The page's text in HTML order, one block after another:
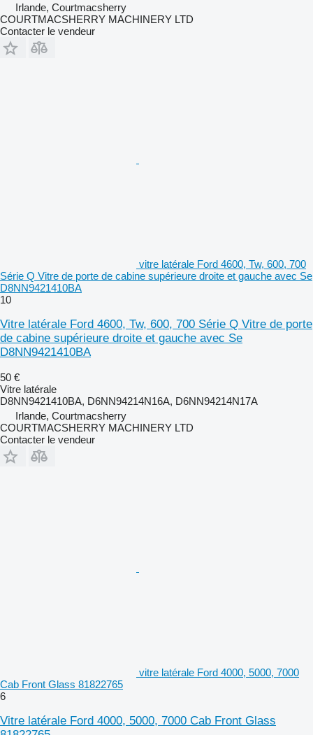
Irlande, Courtmacsherry
COURTMACSHERRY MACHINERY LTD
Contacter le vendeur
vitre latérale Ford 4600, Tw, 600, 700
Série Q Vitre de porte de cabine supérieure droite et gauche avec Se
D8NN9421410BA
10
Vitre latérale Ford 4600, Tw, 600, 700 Série Q Vitre de porte
de cabine supérieure droite et gauche avec Se
D8NN9421410BA
50 €
Vitre latérale
D8NN9421410BA, D6NN94214N16A, D6NN94214N17A
Irlande, Courtmacsherry
COURTMACSHERRY MACHINERY LTD
Contacter le vendeur
vitre latérale Ford 4000, 5000, 7000
Cab Front Glass 81822765
6
Vitre latérale Ford 4000, 5000, 7000 Cab Front Glass